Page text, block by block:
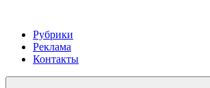
Рубрики
Реклама
Контакты